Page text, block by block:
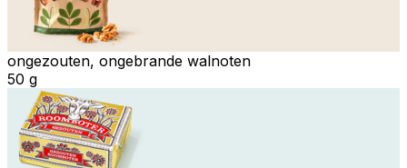
ongezouten, ongebrande walnoten
50 g